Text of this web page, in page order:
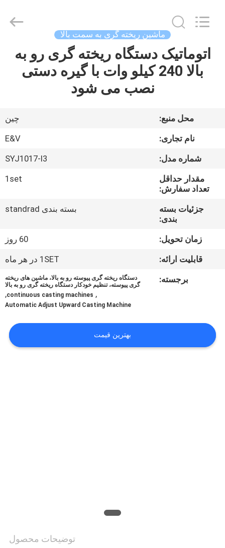
صفحه
اصلی
درباره
تور
کارخانه
کنترل
کیفیت
بگیرید
MACHINERY
CO.,LTD..
Reserved.
ماشین ریخته گری به سمت بالا
اتوماتیک دستگاه ریخته گری رو به
بالا 240 کیلو وات با گیره دستی
نصب می شود
محل منبع:
چین
نام تجاری:
E&V
شماره مدل:
SYJ1017-I3
مقدار حداقل
تعداد سفارش:
1set
جزئیات بسته
بندی:
بسته بندی standrad
زمان تحویل:
60 روز
قابلیت ارائه:
1SET در هر ماه
برجسته:
دستگاه ریخته گری پیوسته رو به بالا، ماشین های ریخته
گری پیوسته، تنظیم خودکار دستگاه ریخته گری رو به بالا
,
continuous casting machines
,
Automatic Adjust Upward Casting Machine
بهترین قیمت
توضیحات محصول